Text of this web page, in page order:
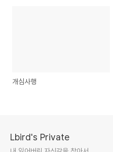
개심사행
Lbird's Private